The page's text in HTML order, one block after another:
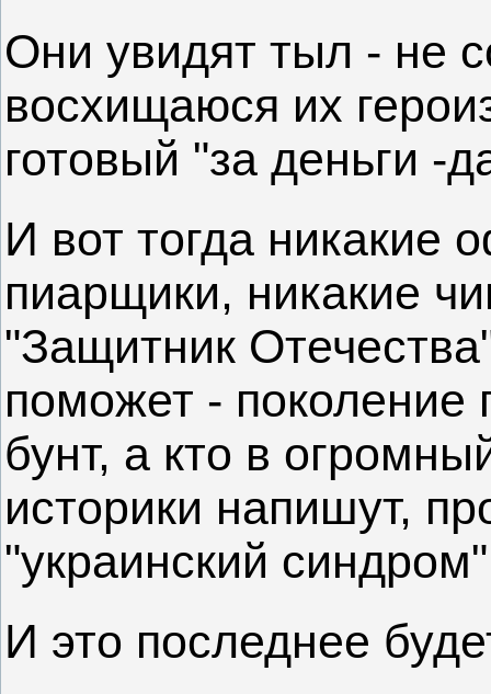
Они увидят тыл - не
восхищаюся их
готовый "за деньги -
И вот тогда никакие
пиарщики, никакие
"Защитник
поможет - поколение
бунт, а кто в
историки напишут,
"украинский
И это последнее